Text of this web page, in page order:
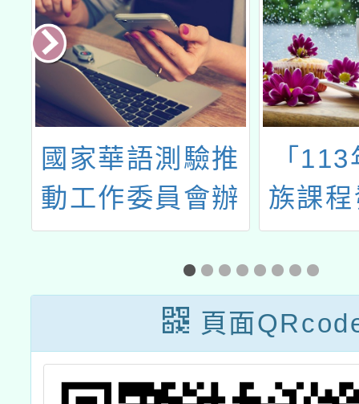
國家華語測驗推
動工作委員會辦
理「115年華語
文能力測驗」考
「
族課
分享
民原
跨領
整教
頁面